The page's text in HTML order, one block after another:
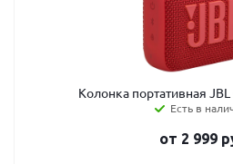
Колонка портативная
Есть в
от 2 999